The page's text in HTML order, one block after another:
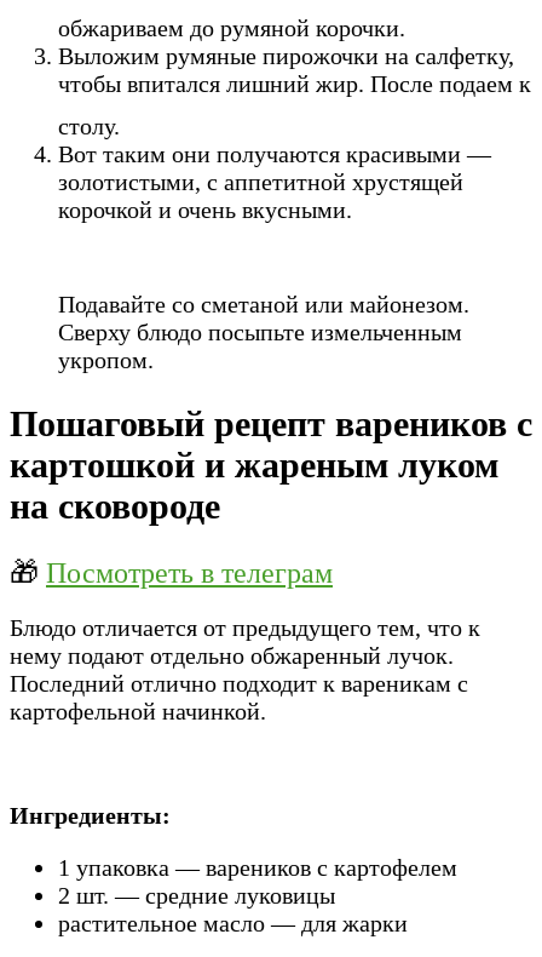
обжариваем до румяной корочки.
Выложим румяные пирожочки на салфетку,
чтобы впитался лишний жир. После подаем к
столу.
Вот таким они получаются красивыми —
золотистыми, с аппетитной хрустящей
корочкой и очень вкусными.
Подавайте со сметаной или майонезом.
Сверху блюдо посыпьте измельченным
укропом.
Пошаговый рецепт вареников с
картошкой и жареным луком
на сковороде
🎁 Посмотреть в телеграм
Блюдо отличается от предыдущего тем, что к
нему подают отдельно обжаренный лучок.
Последний отлично подходит к вареникам с
картофельной начинкой.
Ингредиенты:
1 упаковка — вареников с картофелем
2 шт. — средние луковицы
растительное масло — для жарки